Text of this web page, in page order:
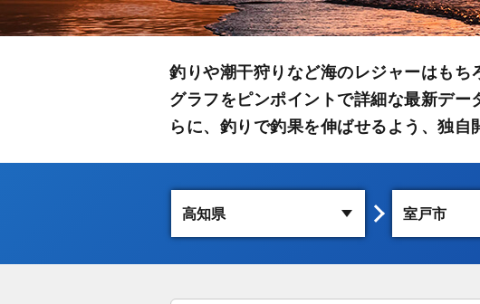
釣りや潮干狩りなど海のレジャーはも
グラフをピンポイントで詳細な最新デ
らに、釣りで釣果を伸ばせるよう、独